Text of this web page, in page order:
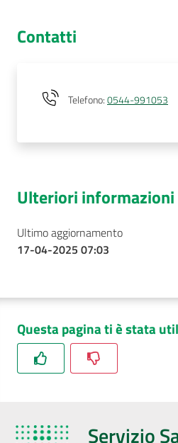
Contatti
Telefono:0544-991053
Ulteriori informazioni
Ultimo aggiornamento
17-04-2025 07:03
Questa pagina ti è stata
Servizio